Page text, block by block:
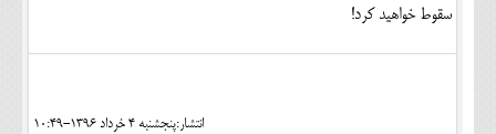
سقوط خواهید کرد!
انتشار:پنجشنبه 4 خرداد 1396-10:49